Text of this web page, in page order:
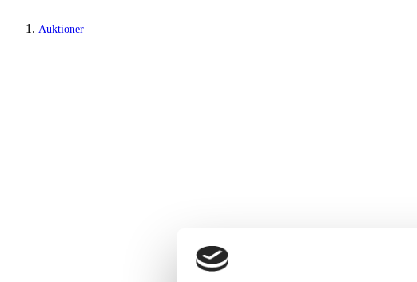
Auktioner